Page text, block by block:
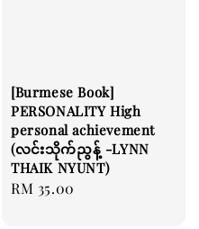
[Burmese Book]
PERSONALITY High
personal achievement
(လင်းသိုက်ညွန့် -LYNN
THAIK NYUNT)
Regular
RM 35.00